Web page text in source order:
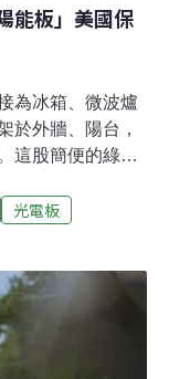
能板」美國保
為冰箱、微波爐
於外牆、陽台，
這股簡便的綠能
相關法案，然
說，至少五個州
全國已裝設超過
府支持功不可
眾若安裝功率低
Network
光電板